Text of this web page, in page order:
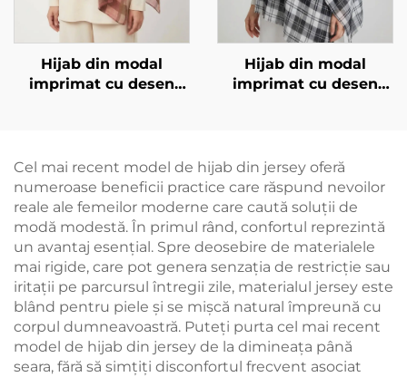
Hijab din modal
imprimat cu desen
Hijab din modal
imprimat cu desen
Cel mai recent model de hijab din jersey oferă
numeroase beneficii practice care răspund nevoilor
reale ale femeilor moderne care caută soluții de
modă modestă. În primul rând, confortul reprezintă
un avantaj esențial. Spre deosebire de materialele
mai rigide, care pot genera senzația de restricție sau
iritații pe parcursul întregii zile, materialul jersey este
blând pentru piele și se mișcă natural împreună cu
corpul dumneavoastră. Puteți purta cel mai recent
model de hijab din jersey de la dimineața până
seara, fără să simțiți disconfortul frecvent asociat